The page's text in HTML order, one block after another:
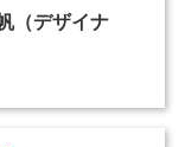
（デザイナ